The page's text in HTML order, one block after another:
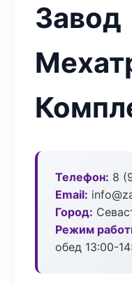
Завод
Телефон: 8
Email:
Город:
Режим
обед 13:00-